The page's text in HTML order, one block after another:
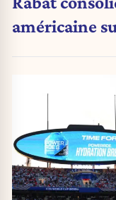
américaine